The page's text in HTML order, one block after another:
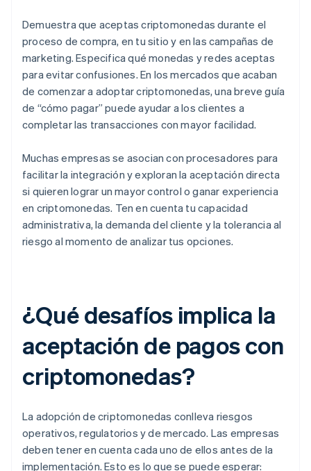
Demuestra que aceptas criptomonedas durante el
proceso de compra, en tu sitio y en las campañas de
marketing. Especifica qué monedas y redes aceptas
para evitar confusiones. En los mercados que acaban
de comenzar a adoptar criptomonedas, una breve guía
de “cómo pagar” puede ayudar a los clientes a
completar las transacciones con mayor facilidad.
Muchas empresas se asocian con procesadores para
facilitar la integración y exploran la aceptación directa
si quieren lograr un mayor control o ganar experiencia
en criptomonedas. Ten en cuenta tu capacidad
administrativa, la demanda del cliente y la tolerancia al
riesgo al momento de analizar tus opciones.
¿Qué desafíos implica la
aceptación de pagos con
criptomonedas?
La adopción de criptomonedas conlleva riesgos
operativos, regulatorios y de mercado. Las empresas
deben tener en cuenta cada uno de ellos antes de la
implementación. Esto es lo que se puede esperar: